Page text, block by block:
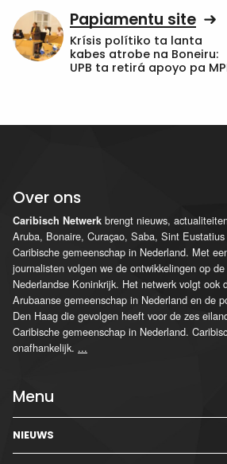
Papiamentu site
Krísis polítiko ta lanta
kabes atrobe na Boneiru:
UPB ta retirá apoyo pa
Over ons
Caribisch Netwerk brengt nieuws,
Aruba, Bonaire, Curaçao, Saba, Sint
Caribische gemeenschap in Nederland. Met
journalisten volgen we de ontwikkelingen op
Nederlandse Koninkrijk. Het netwerk volgt ook
Arubaanse gemeenschap in Nederland en de
Den Haag die gevolgen heeft voor de zes
Caribische gemeenschap in Nederland.
onafhankelijk. ...
Menu
NIEUWS